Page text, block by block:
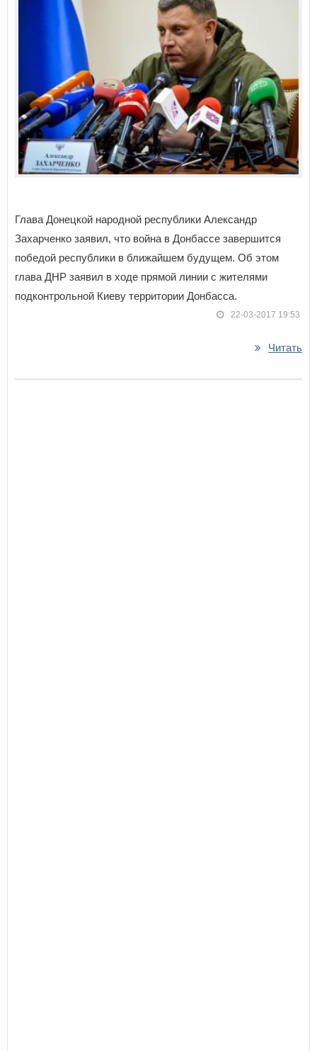
Глава Донецкой народной республики Александр
Захарченко заявил, что война в Донбассе завершится
победой республики в ближайшем будущем. Об этом
глава ДНР заявил в ходе прямой линии с жителями
подконтрольной Киеву территории Донбасса.
22-03-2017 19:53
Читать